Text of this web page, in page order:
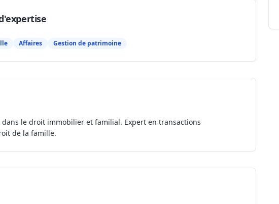
Affaires Gestion de patrimoine
le droit immobilier et familial. Expert en transactions
de la famille.